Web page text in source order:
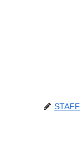
STAFF.